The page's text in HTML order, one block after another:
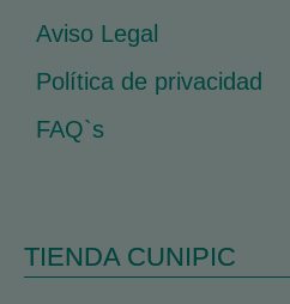
Aviso Legal
Política de privacidad
FAQ`s
TIENDA CUNIPIC